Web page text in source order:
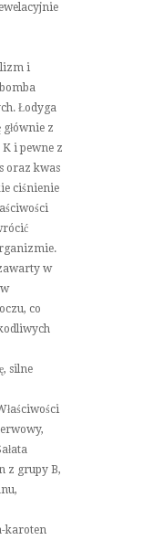
i
Łodyga
głównie z
i pewne z
oraz kwas
ciśnienie
w
co
silne
z grupy B,
karoten